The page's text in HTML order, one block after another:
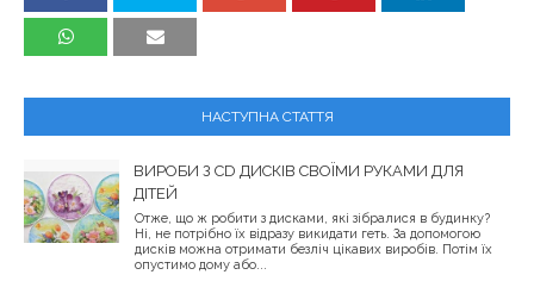
НАСТУПНА СТАТТЯ
ВИРОБИ З CD ДИСКІВ СВОЇМИ РУКАМИ ДЛЯ
ДІТЕЙ
Отже, що ж робити з дисками, які зібралися в будинку?
Ні, не потрібно їх відразу викидати геть. За допомогою
дисків можна отримати безліч цікавих виробів. Потім їх
опустимо дому або...